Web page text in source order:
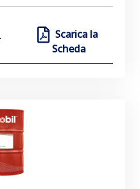
a tutto tondo in
numero di base
ha dimostrato la
l’olio per cilindri di
al tempo stesso
volatilità per
distribuzione del
del film di olio.
Protezione dalla
di motori più esigenti
Scarica la
Scheda